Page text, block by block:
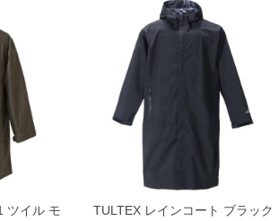
、商品の色味が若干異なる場合がございます。予めご了承
店鋪と在庫を共用しておりますので店頭での売り違い、店
り、お客様にご迷惑をお掛けしてしまう場合がございま
様最大限に努めておりますが、もしあった場合速やかにご
ご了承ください。
ツイル モ TULTEX レインコート ブラック